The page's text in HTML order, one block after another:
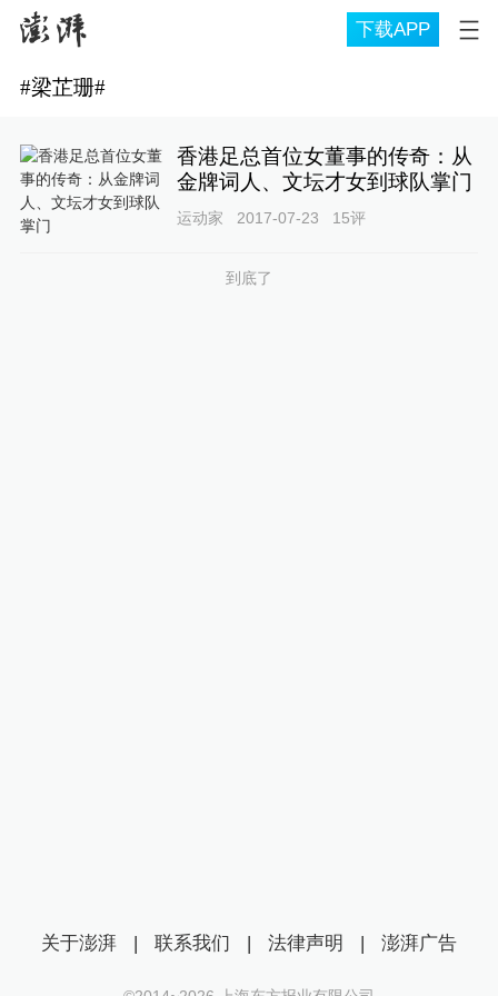
下载APP
#梁芷珊#
香港足总首位女董事的传奇：从
金牌词人、文坛才女到球队掌门
运动家 2017-07-23 15评
到底了
关于澎湃 | 联系我们 | 法律声明 | 澎湃广告